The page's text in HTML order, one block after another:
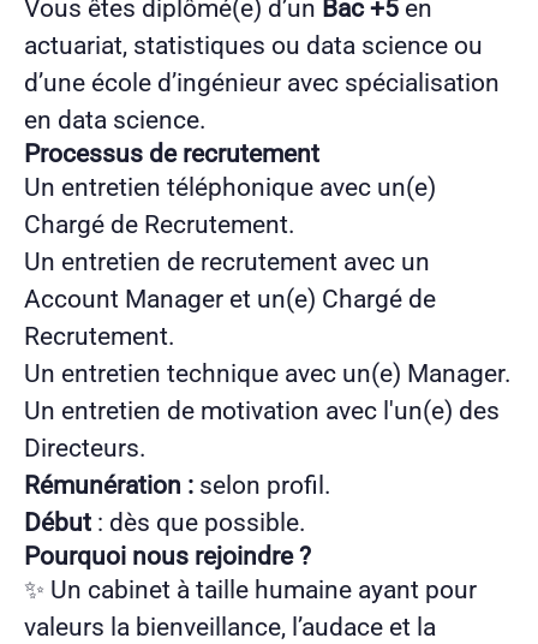
Vous êtes diplômé(e) d’un Bac +5 en
actuariat, statistiques ou data science ou
d’une école d’ingénieur avec spécialisation
en data science.
Processus de recrutement
Un entretien téléphonique avec un(e)
Chargé de Recrutement.
Un entretien de recrutement avec un
Account Manager et un(e) Chargé de
Recrutement.
Un entretien technique avec un(e) Manager.
Un entretien de motivation avec l'un(e) des
Directeurs.
Rémunération : selon profil.
Début : dès que possible.
Pourquoi nous rejoindre ?
✨ Un cabinet à taille humaine ayant pour
valeurs la bienveillance, l’audace et la